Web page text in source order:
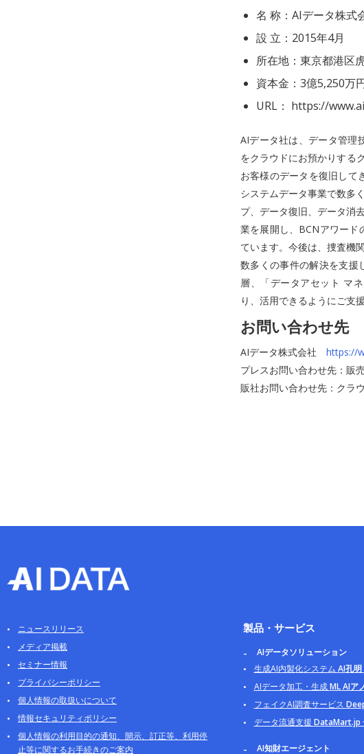
名 称：AIデータ株
設 立：2015年4月
所在地：東京都港区
資本金：3億5,250万
URL： https://
AIデータ社は、データ管理
をクラウドにお預かりする
お客様のデータを復旧して
システムデータ事業で数多
プ、データ復旧、データ消
業を展開し、BCNアワード
ています。今後は、捜査機
数多くの事件の解決を支援
層、「データアセット マ
り、活用できるようにご支
お問い合わせ先
AIデータ株式会社 https://
プレスお問い合わせ先：販
販社お問い合わせ先：ク
ニュースリリース
メディア掲載
セミナー情報
プライバシーポリシー
個人情報の取扱いについて
情報セキュリティポリシー
個人情報の利用目的の通知、開示、訂正等、利用停
止等に関するお手続きのご案内
製品・サービス
AIデータソリューション
生成AI内製化システム AI孔
AIデータ加工・生成ML AIア
フェイクAI調査サービス
データ流通支援 DataMart.jp
AI知財エージェント